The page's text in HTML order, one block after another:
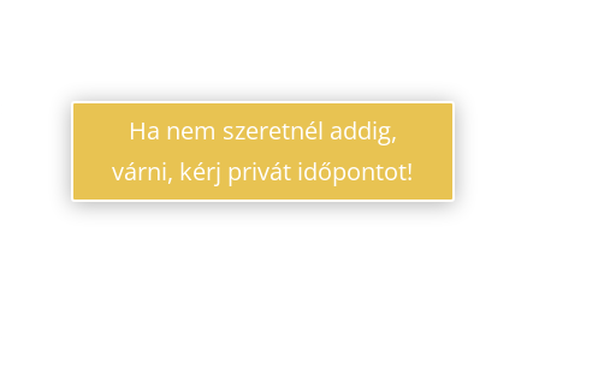
Ha nem szeretnél addig,
várni, kérj privát időpontot!